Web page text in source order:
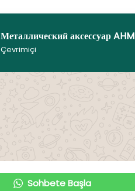
Металлический аксессуар AHM
Çevrimiçi
Sohbete Başla